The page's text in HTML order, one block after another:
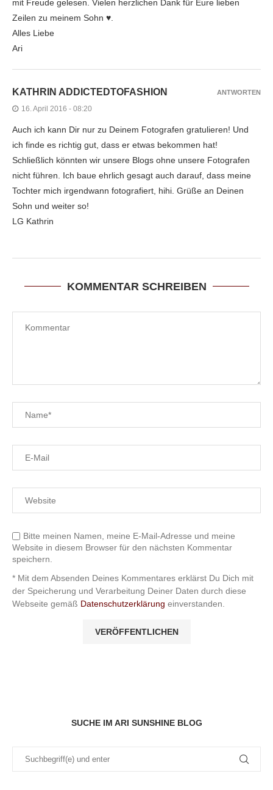
mit Freude gelesen. Vielen herzlichen Dank für Eure lieben
Zeilen zu meinem Sohn ♥.
Alles Liebe
Ari
KATHRIN ADDICTEDTOFASHION
16. April 2016 - 08:20
Auch ich kann Dir nur zu Deinem Fotografen gratulieren! Und
ich finde es richtig gut, dass er etwas bekommen hat!
Schließlich könnten wir unsere Blogs ohne unsere Fotografen
nicht führen. Ich baue ehrlich gesagt auch darauf, dass meine
Tochter mich irgendwann fotografiert, hihi. Grüße an Deinen
Sohn und weiter so!
LG Kathrin
ANTWORTEN
KOMMENTAR SCHREIBEN
Bitte meinen Namen, meine E-Mail-Adresse und meine
Website in diesem Browser für den nächsten Kommentar
speichern.
* Mit dem Absenden Deines Kommentares erklärst Du Dich mit
der Speicherung und Verarbeitung Deiner Daten durch diese
Webseite gemäß Datenschutzerklärung einverstanden.
SUCHE IM ARI SUNSHINE BLOG